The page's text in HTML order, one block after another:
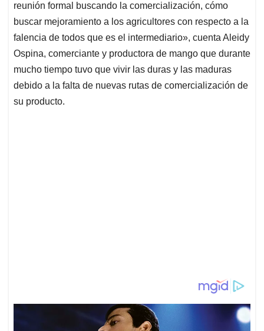
reunión formal buscando la comercialización, cómo
buscar mejoramiento a los agricultores con respecto a la
falencia de todos que es el intermediario», cuenta Aleidy
Ospina, comerciante y productora de mango que durante
mucho tiempo tuvo que vivir las duras y las maduras
debido a la falta de nuevas rutas de comercialización de
su producto.